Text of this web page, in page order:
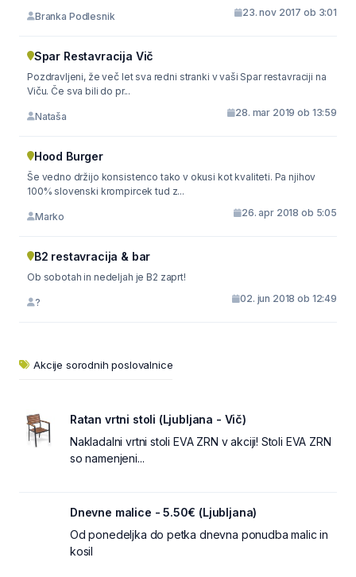
Branka Podlesnik 23. nov 2017 ob 3:01
Spar Restavracija Vič
Pozdravljeni, že več let sva redni stranki v vaši Spar restavraciji na
Viču. Če sva bili do pr...
Nataša 28. mar 2019 ob 13:59
Hood Burger
Še vedno držijo konsistenco tako v okusi kot kvaliteti. Pa njihov
100% slovenski krompircek tud z...
Marko 26. apr 2018 ob 5:05
B2 restavracija & bar
Ob sobotah in nedeljah je B2 zaprt!
? 02. jun 2018 ob 12:49
Akcije sorodnih poslovalnice
Ratan vrtni stoli (Ljubljana - Vič)
Nakladalni vrtni stoli EVA ZRN v akciji! Stoli EVA ZRN
so namenjeni...
Dnevne malice - 5.50€ (Ljubljana)
Od ponedeljka do petka dnevna ponudba malic in
kosil